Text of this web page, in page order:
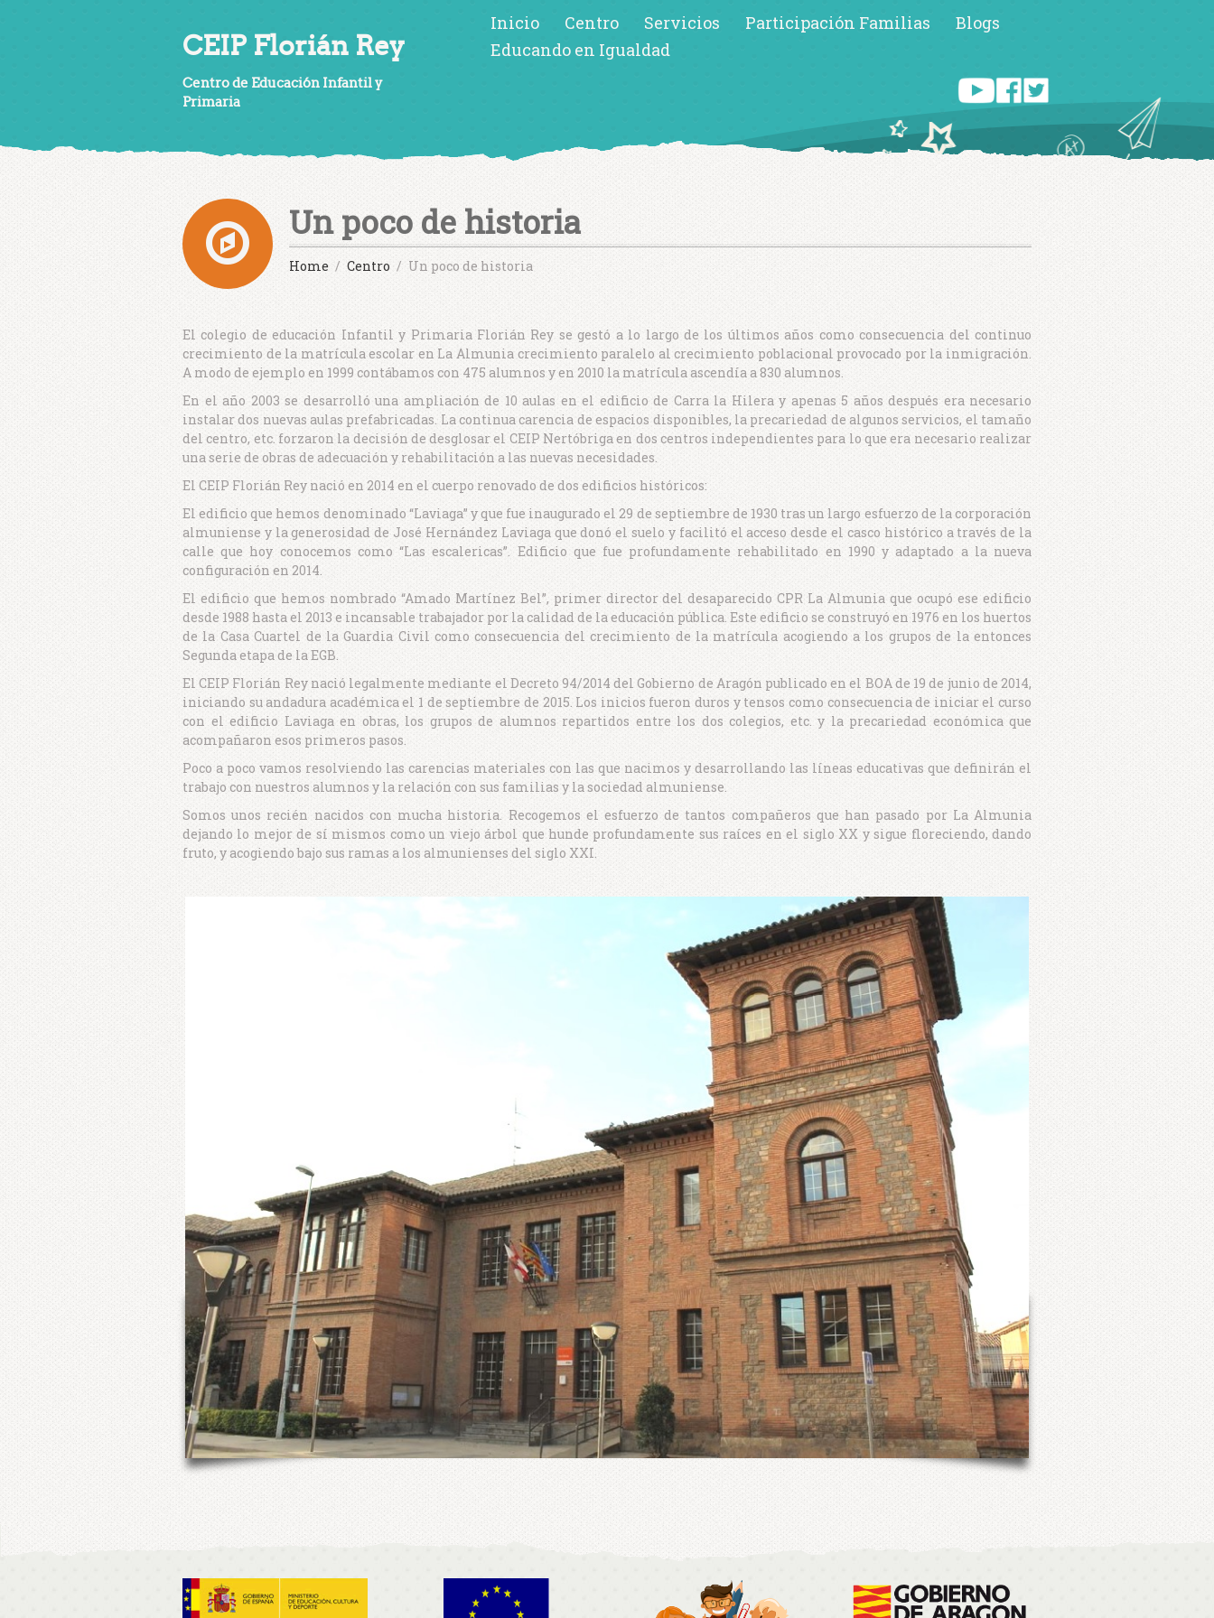
CEIP Florián Rey
Centro de Educación Infantil y
Primaria
Inicio Centro Servicios Participación Familias
Blogs
Educando en Igualdad
Un poco de historia
Home Centro Un poco de historia
El colegio de educación Infantil y Primaria Florián Rey se gestó a lo largo de los últimos años como consecuencia del continuo
crecimiento de la matrícula escolar en La Almunia crecimiento paralelo al crecimiento poblacional provocado por la inmigración.
A modo de ejemplo en 1999 contábamos con 475 alumnos y en 2010 la matrícula ascendía a 830 alumnos.
En el año 2003 se desarrolló una ampliación de 10 aulas en el edificio de Carra la Hilera y apenas 5 años después era necesario
instalar dos nuevas aulas prefabricadas. La continua carencia de espacios disponibles, la precariedad de algunos servicios, el tamaño
del centro, etc. forzaron la decisión de desglosar el CEIP Nertóbriga en dos centros independientes para lo que era necesario realizar
una serie de obras de adecuación y rehabilitación a las nuevas necesidades.
El CEIP Florián Rey nació en 2014 en el cuerpo renovado de dos edificios históricos:
El edificio que hemos denominado “Laviaga” y que fue inaugurado el 29 de septiembre de 1930 tras un largo esfuerzo de la corporación
almuniense y la generosidad de José Hernández Laviaga que donó el suelo y facilitó el acceso desde el casco histórico a través de la
calle que hoy conocemos como “Las escalericas”. Edificio que fue profundamente rehabilitado en 1990 y adaptado a la nueva
configuración en 2014.
El edificio que hemos nombrado “Amado Martínez Bel”, primer director del desaparecido CPR La Almunia que ocupó ese edificio
desde 1988 hasta el 2013 e incansable trabajador por la calidad de la educación pública. Este edificio se construyó en 1976 en los huertos
de la Casa Cuartel de la Guardia Civil como consecuencia del crecimiento de la matrícula acogiendo a los grupos de la entonces
Segunda etapa de la EGB.
El CEIP Florián Rey nació legalmente mediante el Decreto 94/2014 del Gobierno de Aragón publicado en el BOA de 19 de junio de 2014,
iniciando su andadura académica el 1 de septiembre de 2015. Los inicios fueron duros y tensos como consecuencia de iniciar el curso
con el edificio Laviaga en obras, los grupos de alumnos repartidos entre los dos colegios, etc. y la precariedad económica que
acompañaron esos primeros pasos.
Poco a poco vamos resolviendo las carencias materiales con las que nacimos y desarrollando las líneas educativas que definirán el
trabajo con nuestros alumnos y la relación con sus familias y la sociedad almuniense.
Somos unos recién nacidos con mucha historia. Recogemos el esfuerzo de tantos compañeros que han pasado por La Almunia
dejando lo mejor de sí mismos como un viejo árbol que hunde profundamente sus raíces en el siglo XX y sigue floreciendo, dando
fruto, y acogiendo bajo sus ramas a los almunienses del siglo XXI.